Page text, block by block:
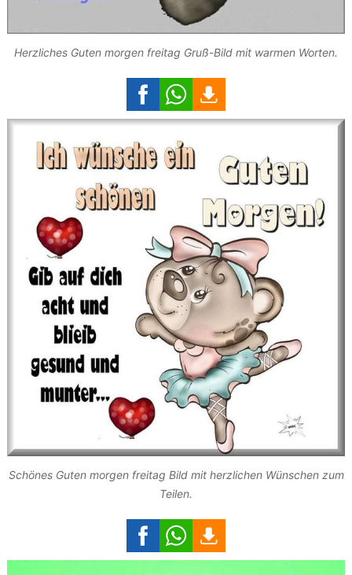
Herzliches Guten morgen freitag Gruß-Bild mit warmen Worten.
Schönes Guten morgen freitag Bild mit herzlichen Wünschen zum
Teilen.